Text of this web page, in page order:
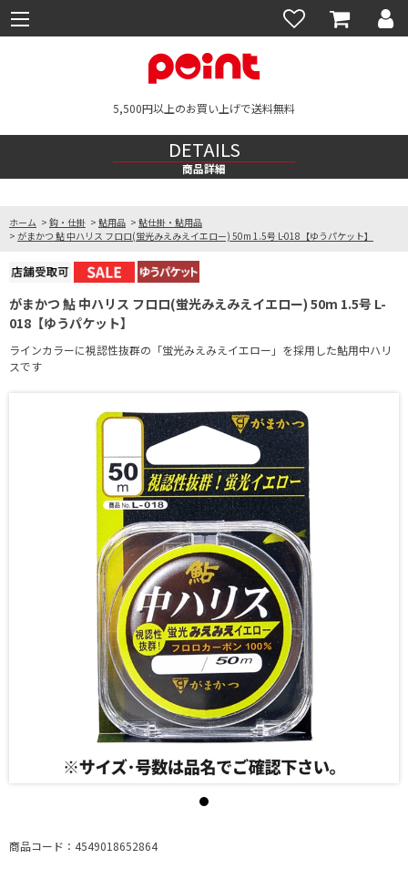
5,500円以上のお買い上げで送料無料
DETAILS
商品詳細
ホーム > 鈎・仕掛 > 鮎用品 > 鮎仕掛・鮎用品
> がまかつ 鮎 中ハリス フロロ(蛍光みえみえイエロー) 50m 1.5号 L-018【ゆうパケット】
がまかつ 鮎 中ハリス フロロ(蛍光みえみえイエロー) 50m 1.5号 L-
018【ゆうパケット】
ラインカラーに視認性抜群の「蛍光みえみえイエロー」を採用した鮎用中ハリ
スです
商品コード：4549018652864